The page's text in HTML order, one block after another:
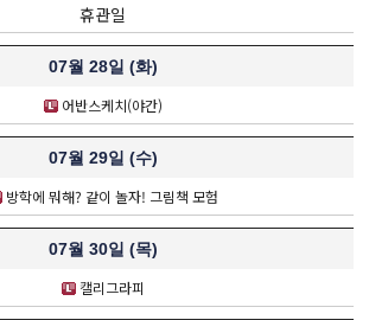
휴관일
07월 28일 (화)
어반스케치(야간)
07월 29일 (수)
방학에 뭐해? 같이 놀자! 그림책 모험
07월 30일 (목)
캘리그라피